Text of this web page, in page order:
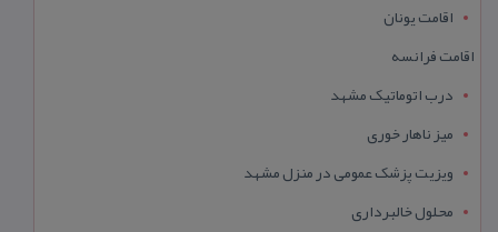
اقامت یونان
اقامت فرانسه
درب اتوماتیک مشهد
میز ناهار خوری
ویزیت پزشک عمومی در منزل مشهد
محلول خالبرداری